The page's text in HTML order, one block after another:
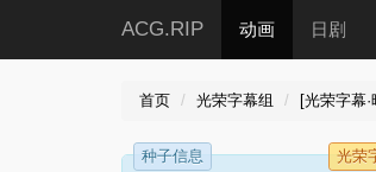
ACG.RIP 动画 日剧
首页 光荣字幕组 [光荣字幕
种子信息 光荣